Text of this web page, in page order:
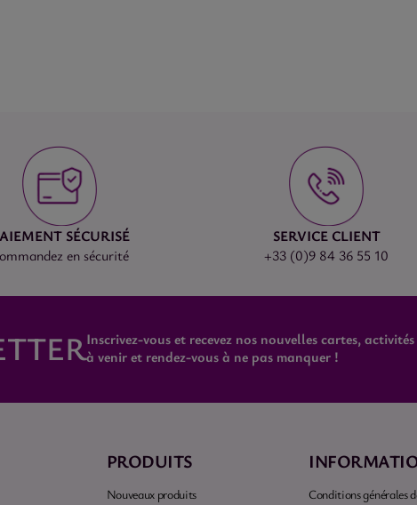
SÉCURISÉ
en sécurité
SERVICE CLIENT
+33 (0)9 84 36 55 10
Inscrivez-vous et recevez nos nouvelles cartes, activités
à venir et rendez-vous à ne pas manquer !
PRODUITS
Nouveaux produits Conditions générales